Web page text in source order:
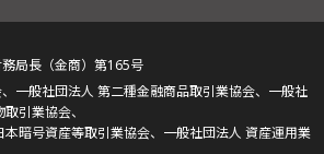
局長（金商）第165号
一般社団法人 第二種金融商品取引業協会、一般社
引業協会、
本暗号資産等取引業協会、一般社団法人 資産運用業